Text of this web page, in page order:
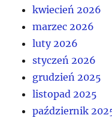
kwiecień 2026
marzec 2026
luty 2026
styczeń 2026
grudzień 2025
listopad 2025
październik